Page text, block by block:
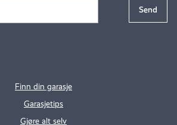
Finn din garasje
Garasjetips
Gjøre alt selv